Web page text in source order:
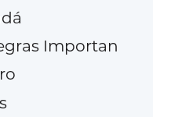
Importan